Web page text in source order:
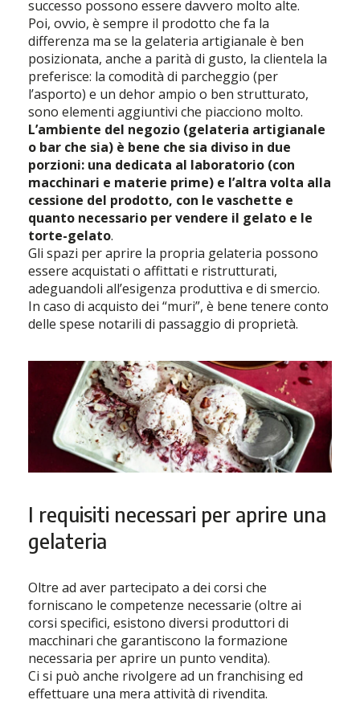
successo possono essere davvero molto alte.
Poi, ovvio, è sempre il prodotto che fa la
differenza ma se la gelateria artigianale è ben
posizionata, anche a parità di gusto, la clientela la
preferisce: la comodità di parcheggio (per
l’asporto) e un dehor ampio o ben strutturato,
sono elementi aggiuntivi che piacciono molto.
L’ambiente del negozio (gelateria artigianale
o bar che sia) è bene che sia diviso in due
porzioni: una dedicata al laboratorio (con
macchinari e materie prime) e l’altra volta alla
cessione del prodotto, con le vaschette e
quanto necessario per vendere il gelato e le
torte-gelato.
Gli spazi per aprire la propria gelateria possono
essere acquistati o affittati e ristrutturati,
adeguandoli all’esigenza produttiva e di smercio.
In caso di acquisto dei “muri”, è bene tenere conto
delle spese notarili di passaggio di proprietà.
I requisiti necessari per aprire una
gelateria
Oltre ad aver partecipato a dei corsi che
forniscano le competenze necessarie (oltre ai
corsi specifici, esistono diversi produttori di
macchinari che garantiscono la formazione
necessaria per aprire un punto vendita).
Ci si può anche rivolgere ad un franchising ed
effettuare una mera attività di rivendita.